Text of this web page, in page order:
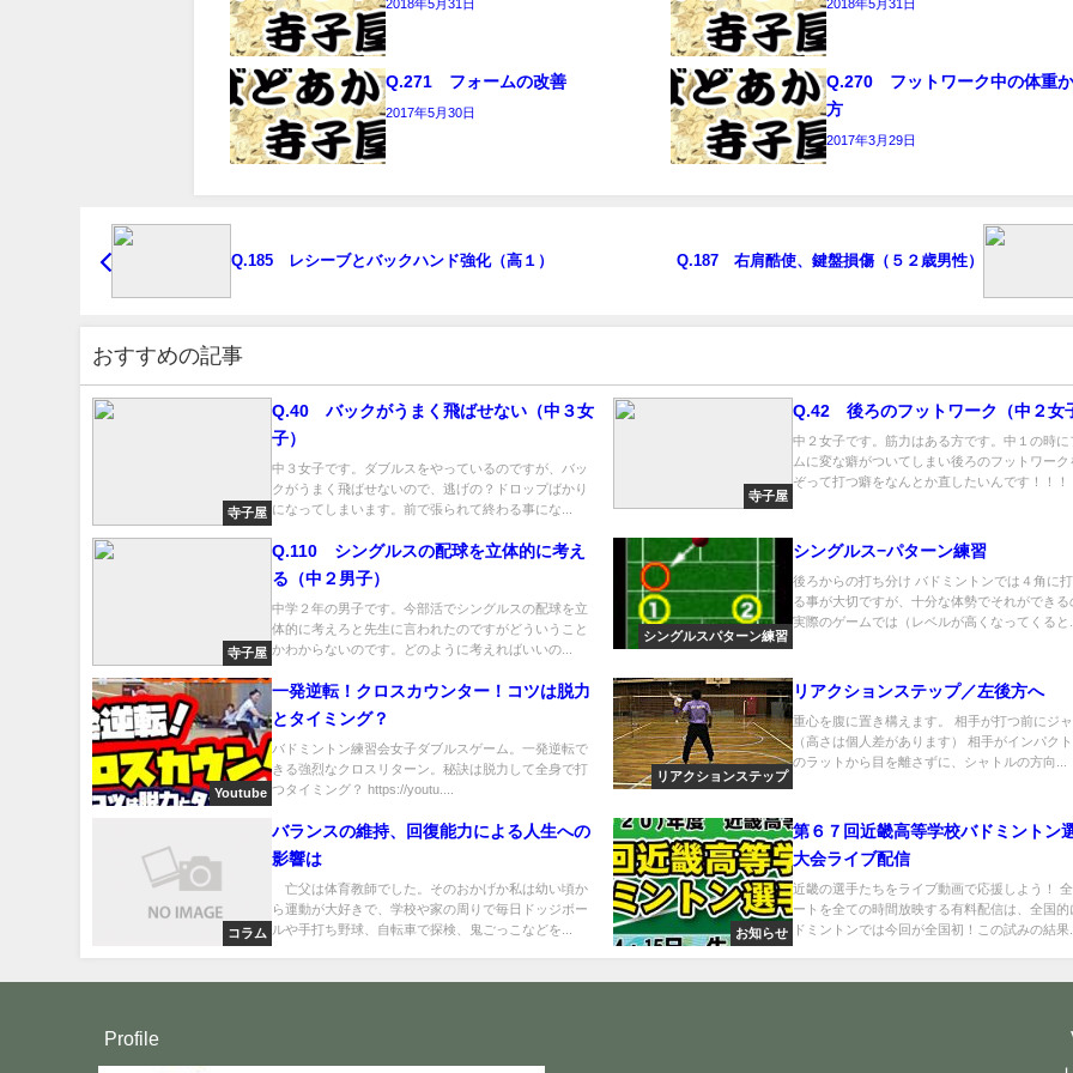
2018年5月31日 2018年5月31日
Q.271 フォームの改善
2017年5月30日
Q.270 フットワーク中の体重
方
2017年3月29日
Q.185 レシーブとバックハンド強化（高１） Q.187 右肩酷使、鍵盤損傷（５２歳男性）
おすすめの記事
寺子屋
Q.40 バックがうまく飛ばせない（中３女
子）
中３女子です。ダブルスをやっているのですが、バッ
クがうまく飛ばせないので、逃げの？ドロップばかり
になってしまいます。前で張られて終わる事にな...
寺子屋
Q.42 後ろのフットワーク（中２女
中２女子です。筋力はある方です。中１の時に
ムに変な癖がついてしまい後ろのフットワーク
ぞって打つ癖をなんとか直したいんです！！！
寺子屋
Q.110 シングルスの配球を立体的に考え
る（中２男子）
中学２年の男子です。今部活でシングルスの配球を立
体的に考えろと先生に言われたのですがどういうこと
かわからないのです。どのように考えればいいの...
シングルスパターン練習
シングルス−パターン練習
後ろからの打ち分け バドミントンでは４角に
る事が大切ですが、十分な体勢でそれができる
実際のゲームでは（レベルが高くなってくると...
Youtube
一発逆転！クロスカウンター！コツは脱力
とタイミング？
バドミントン練習会女子ダブルスゲーム。一発逆転で
きる強烈なクロスリターン。秘訣は脱力して全身で打
つタイミング？ https://youtu....
リアクションステップ
リアクションステップ／左後方へ
重心を腹に置き構えます。 相手が打つ前にジャ
（高さは個人差があります） 相手がインパク
のラットから目を離さずに、シャトルの方向...
コラム
バランスの維持、回復能力による人生への
影響は
亡父は体育教師でした。そのおかげか私は幼い頃か
ら運動が大好きで、学校や家の周りで毎日ドッジボー
ルや手打ち野球、自転車で探検、鬼ごっこなどを...
お知らせ
第６７回近畿高等学校バドミントン
大会ライブ配信
近畿の選手たちをライブ動画で応援しよう！
ートを全ての時間放映する有料配信は、全国的
ドミントンでは今回が全国初！この試みの結果...
Profile